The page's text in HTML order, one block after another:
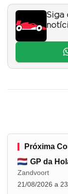
Siga
Próxima
GP da
Zandvoort
21/08/2026 a